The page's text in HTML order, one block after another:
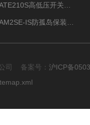
司 备案号： 沪ICP备